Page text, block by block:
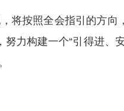
按照全会指引的方向
力构建一个“引得进、